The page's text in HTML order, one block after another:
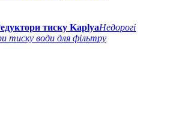
тиску KaplyaНедорогі
тиску води для фільтру